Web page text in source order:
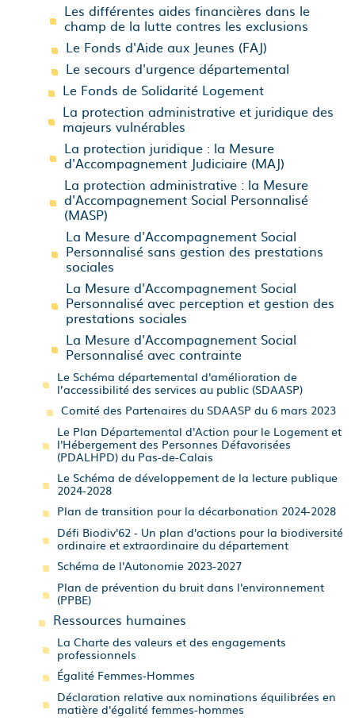
Les différentes aides financières dans le
champ de la lutte contres les exclusions
Le Fonds d'Aide aux Jeunes (FAJ)
Le secours d'urgence départemental
Le Fonds de Solidarité Logement
La protection administrative et juridique des
majeurs vulnérables
La protection juridique : la Mesure
d'Accompagnement Judiciaire (MAJ)
La protection administrative : la Mesure
d'Accompagnement Social Personnalisé
(MASP)
La Mesure d'Accompagnement Social
Personnalisé sans gestion des prestations
sociales
La Mesure d'Accompagnement Social
Personnalisé avec perception et gestion des
prestations sociales
La Mesure d'Accompagnement Social
Personnalisé avec contrainte
Le Schéma départemental d'amélioration de
l’accessibilité des services au public (SDAASP)
Comité des Partenaires du SDAASP du 6 mars 2023
Le Plan Départemental d'Action pour le Logement et
l'Hébergement des Personnes Défavorisées
(PDALHPD) du Pas-de-Calais
Le Schéma de développement de la lecture publique
2024-2028
Plan de transition pour la décarbonation 2024-2028
Défi Biodiv'62 - Un plan d'actions pour la biodiversité
ordinaire et extraordinaire du département
Schéma de l'Autonomie 2023-2027
Plan de prévention du bruit dans l'environnement
(PPBE)
Ressources humaines
La Charte des valeurs et des engagements
professionnels
Égalité Femmes-Hommes
Déclaration relative aux nominations équilibrées en
matière d'égalité femmes-hommes